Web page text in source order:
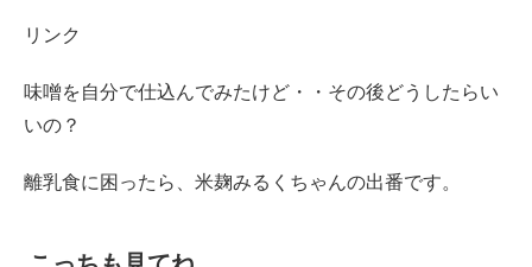
リンク
味噌を自分で仕込んでみたけど・・その後どうしたらい
いの？
離乳食に困ったら、米麹みるくちゃんの出番です。